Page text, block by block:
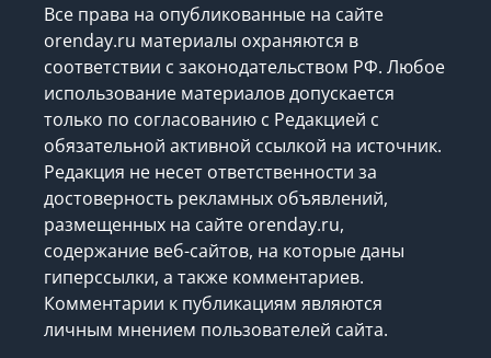
Все права на опубликованные на сайте
orenday.ru материалы охраняются в
соответствии с законодательством РФ. Любое
использование материалов допускается
только по согласованию с Редакцией с
обязательной активной ссылкой на источник.
Редакция не несет ответственности за
достоверность рекламных объявлений,
размещенных на сайте orenday.ru,
содержание веб-сайтов, на которые даны
гиперссылки, а также комментариев.
Комментарии к публикациям являются
личным мнением пользователей сайта.